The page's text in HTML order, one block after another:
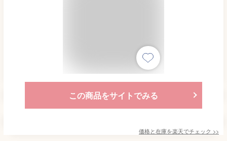
この商品をサイトでみる
価格と在庫を楽天でチェック >>